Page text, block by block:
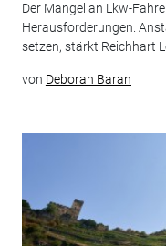
Der Mangel an Lkw-
Herausforderungen.
setzen, stärkt Reichhart
von Deborah Baran